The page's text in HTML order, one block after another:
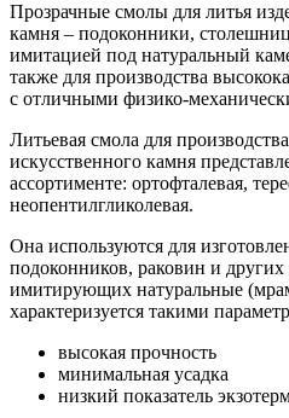
Прозрачные смолы для литья
камня – подоконники,
имитацией под натуральный
также для производства
с отличными физико-
Литьевая смола для
искусственного камня
ассортименте: ортофталевая,
неопентилгликолевая.
Она используются для
подоконников, раковин и других
имитирующих натуральные
характеризуется такими
высокая прочность
минимальная усадка
низкий показатель